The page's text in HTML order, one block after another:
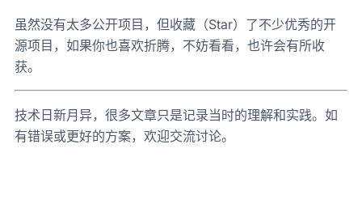
虽然没有太多公开项目，但收藏（Star）了不少优秀的开
源项目，如果你也喜欢折腾，不妨看看，也许会有所收
获。
技术日新月异，很多文章只是记录当时的理解和实践。如
有错误或更好的方案，欢迎交流讨论。